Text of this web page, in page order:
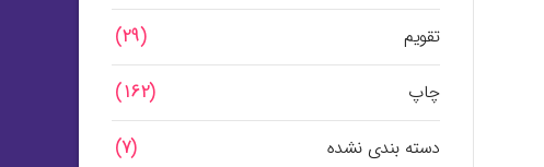
تقویم (29)
چاپ (162)
دسته بندی نشده (7)